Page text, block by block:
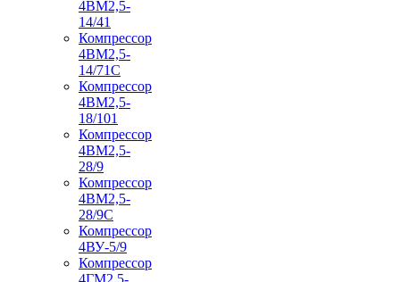
4ВМ2,5-
14/41
Компрессор
4ВМ2,5-
14/71C
Компрессор
4ВМ2,5-
18/101
Компрессор
4ВМ2,5-
28/9
Компрессор
4ВМ2,5-
28/9С
Компрессор
4ВУ-5/9
Компрессор
4ГМ2,5-